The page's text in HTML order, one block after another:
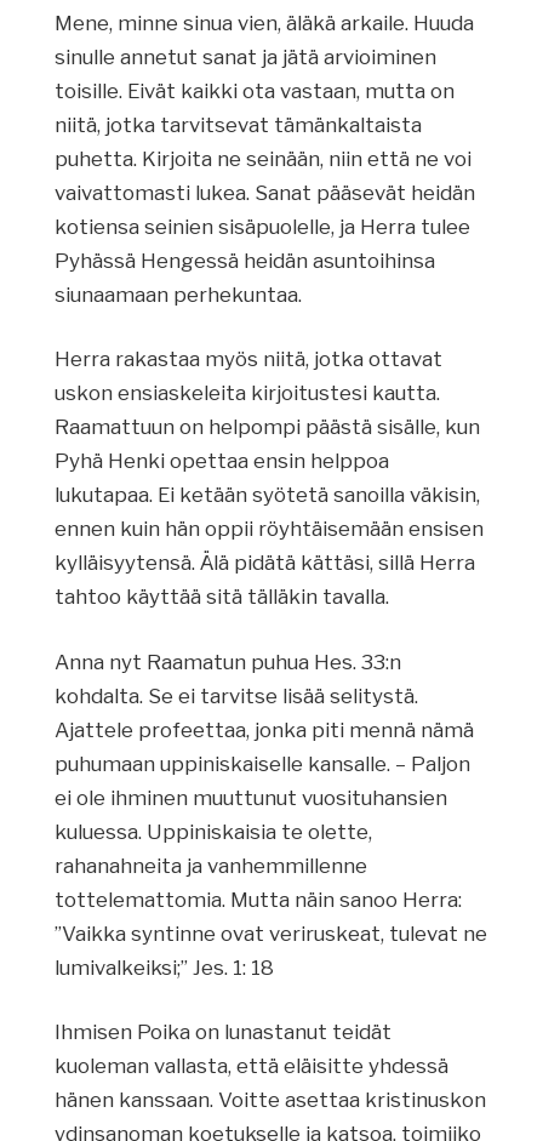
Mene, minne sinua vien, äläkä arkaile. Huuda
sinulle annetut sanat ja jätä arvioiminen
toisille. Eivät kaikki ota vastaan, mutta on
niitä, jotka tarvitsevat tämänkaltaista
puhetta. Kirjoita ne seinään, niin että ne voi
vaivattomasti lukea. Sanat pääsevät heidän
kotiensa seinien sisäpuolelle, ja Herra tulee
Pyhässä Hengessä heidän asuntoihinsa
siunaamaan perhekuntaa.
Herra rakastaa myös niitä, jotka ottavat
uskon ensiaskeleita kirjoitustesi kautta.
Raamattuun on helpompi päästä sisälle, kun
Pyhä Henki opettaa ensin helppoa
lukutapaa. Ei ketään syötetä sanoilla väkisin,
ennen kuin hän oppii röyhtäisemään ensisen
kylläisyytensä. Älä pidätä kättäsi, sillä Herra
tahtoo käyttää sitä tälläkin tavalla.
Anna nyt Raamatun puhua Hes. 33:n
kohdalta. Se ei tarvitse lisää selitystä.
Ajattele profeettaa, jonka piti mennä nämä
puhumaan uppiniskaiselle kansalle. – Paljon
ei ole ihminen muuttunut vuosituhansien
kuluessa. Uppiniskaisia te olette,
rahanahneita ja vanhemmillenne
tottelemattomia. Mutta näin sanoo Herra:
”Vaikka syntinne ovat veriruskeat, tulevat ne
lumivalkeiksi;” Jes. 1: 18
Ihmisen Poika on lunastanut teidät
kuoleman vallasta, että eläisitte yhdessä
hänen kanssaan. Voitte asettaa kristinuskon
ydinsanoman koetukselle ja katsoa, toimiiko